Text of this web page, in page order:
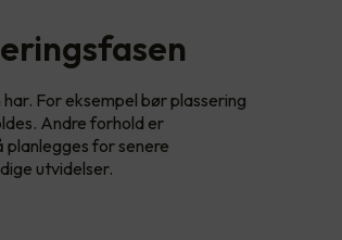
For eksempel bør plassering
Andre forhold er
for senere
utvidelser.